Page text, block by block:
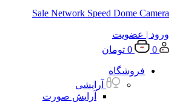
Sale Network Speed Dome Camera
ورود | عضویت
0
0 تومان
فروشگاه
آرایشی
آرایش صورت